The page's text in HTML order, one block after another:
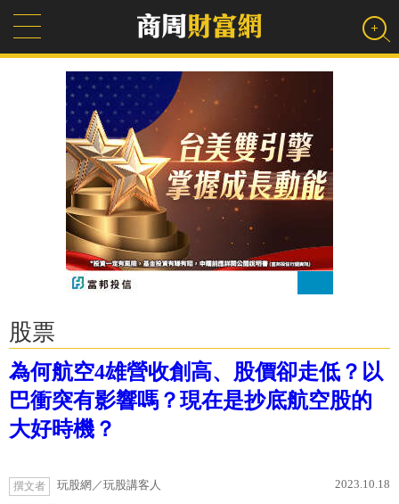
股票
為何航空4雄營收創高、股價卻走低？以
巴衝突有影響嗎？現在是抄底航空股的
大好時機？
撰文者 玩股網／玩股講客人 2023.10.18